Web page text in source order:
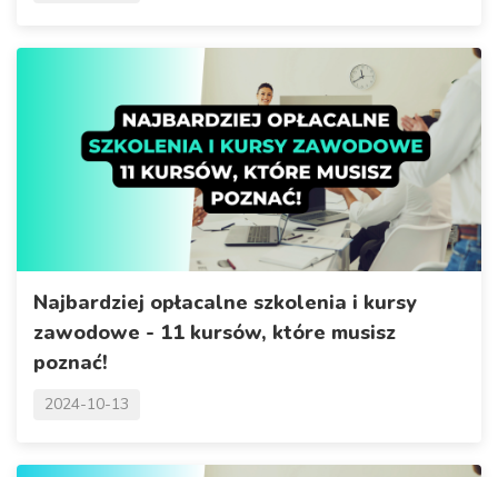
Najbardziej opłacalne szkolenia i kursy
zawodowe - 11 kursów, które musisz
poznać!
2024-10-13